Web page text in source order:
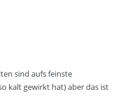
sind aufs feinste
kalt gewirkt hat) aber das ist